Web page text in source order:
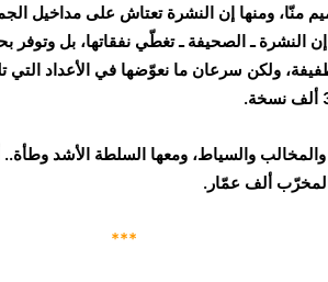
منّا، ومنها إن النشرة تعتاش على مداخيل
ولكن سرعان ما نعوّضها في الأعداد التي
والمخالب والسياط، ومعها السلطة الأشد
ألف عمّار.
***